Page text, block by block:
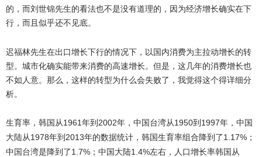
的，而刘世锦先生的看法也不是没有道理的，因为经济增长确实在下
行，而且似乎还不见底。
迟福林先生在出口增长下行的情况下，以国内消费为主拉动增长的转
型。城市化确实能带来消费的高速增长。但是，这几年的消费增长也
不如人意。那么，这样的转型为什么会失败了，我觉得这个得详细分
析。
生育率，韩国从1961年到 2002年，中国台湾从1950到 1997年，中国
大陆从1978年到 2013年的数据统计，韩国生育率组合降到了 1.17%；
中国台湾是降到了 1.7%；中国大陆1.4%左右，人口增长率韩国从